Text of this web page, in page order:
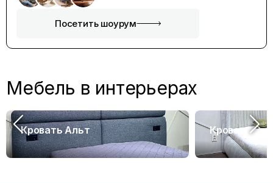
Посетить шоурум
Мебель в интерьерах
Кровать Альт Кровать